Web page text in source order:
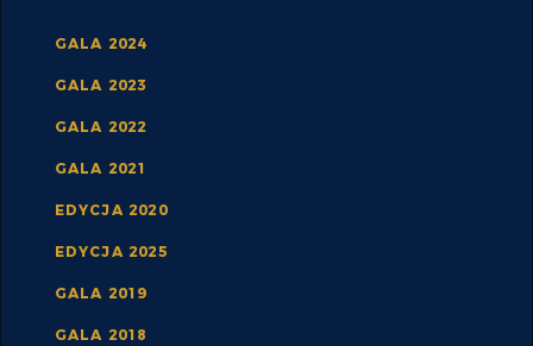
GALA 2024
GALA 2023
GALA 2022
GALA 2021
EDYCJA 2020
EDYCJA 2025
GALA 2019
GALA 2018